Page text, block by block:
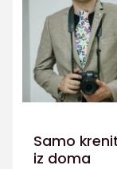
Samo
iz doma